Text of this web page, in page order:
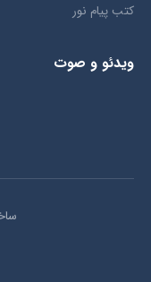
کتب پیام نور
ویدئو و صوت